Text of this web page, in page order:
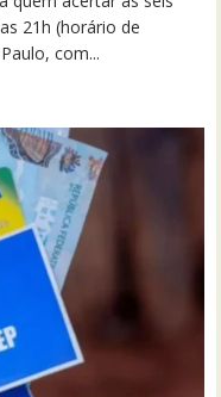
21h (horário de
com...